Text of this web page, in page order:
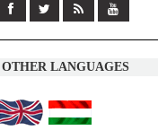
OTHER LANGUAGES